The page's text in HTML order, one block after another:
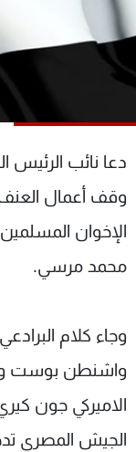
دعا نائب الرئيس
وقف أعمال
الإخوان
محمد مرسي.
وجاء كلام
واشنطن بوست
الاميركي جون
الجيش المصري
شاهد البرامج
عن MTV
الإنـتـاج
لاعلاناتكم